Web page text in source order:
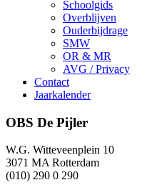
Schoolgids
Overblijven
Ouderbijdrage
SMW
OR & MR
AVG / Privacy
Contact
Jaarkalender
OBS De Pijler
W.G. Witteveenplein 10
3071 MA Rotterdam
(010) 290 0 290